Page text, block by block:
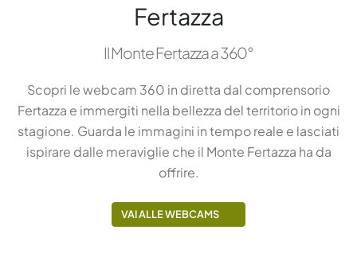
Fertazza
Il Monte Fertazza a 360°
Scopri le webcam 360 in diretta dal comprensorio
Fertazza e immergiti nella bellezza del territorio in ogni
stagione. Guarda le immagini in tempo reale e lasciati
ispirare dalle meraviglie che il Monte Fertazza ha da
offrire.
VAI ALLE WEBCAMS